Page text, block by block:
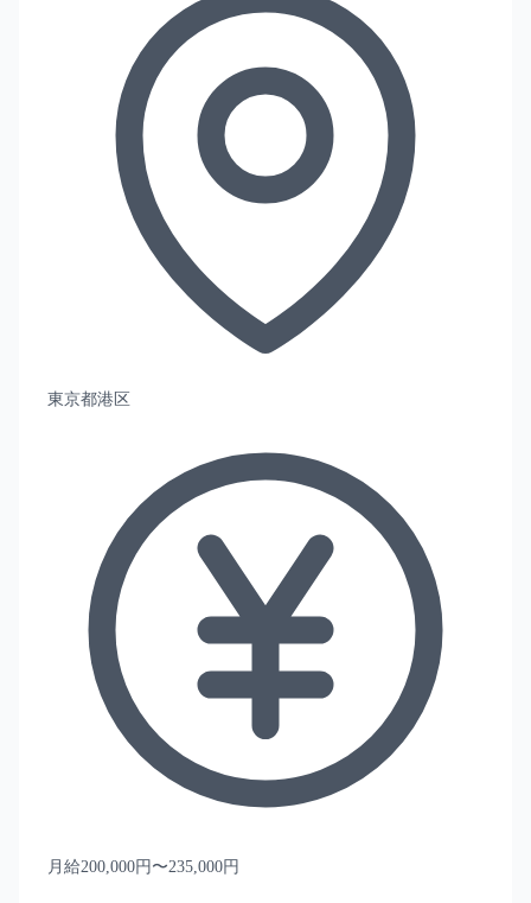
東京都港区
月給200,000円〜235,000円